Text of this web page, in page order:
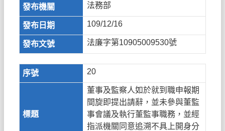
法務部
109/12/16
法廉字第10905009530號
20
董事及監察人如於就到職申報期
間旋即提出請辭，並未參與董監
事會議及執行董監事職務，並經
指派機關同意追溯不具上開身分